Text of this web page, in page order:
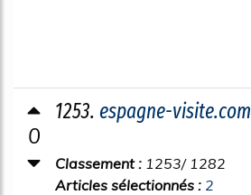
0
1253. espagne-visite.com
Classement : 1253/ 1282
Articles sélectionnés : 2